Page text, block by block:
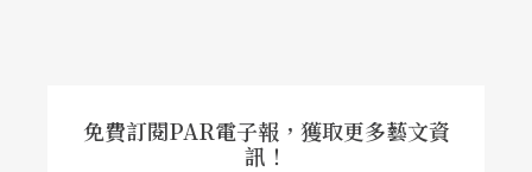
可能會愈來愈少看見難得一見的作品，但每部創作
免費訂閱PAR電子報，獲取更多藝文資
訊！